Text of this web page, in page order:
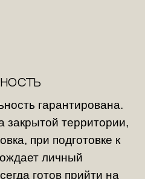
гарантирована.
закрытой территории,
при подготовке к
личный
готов прийти на